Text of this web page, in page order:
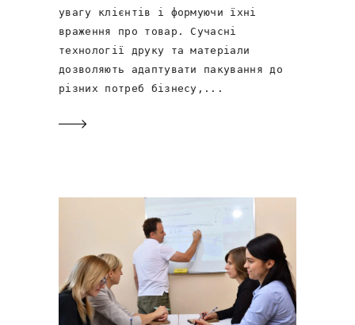
увагу клієнтів і формуючи їхні
враження про товар. Сучасні
технології друку та матеріали
дозволяють адаптувати пакування до
різних потреб бізнесу,